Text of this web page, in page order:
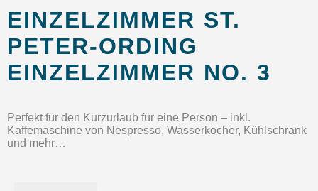
EINZELZIMMER ST.
PETER-ORDING
EINZELZIMMER NO. 3
Perfekt für den Kurzurlaub für eine Person – inkl.
Kaffemaschine von Nespresso, Wasserkocher, Kühlschrank
und mehr…